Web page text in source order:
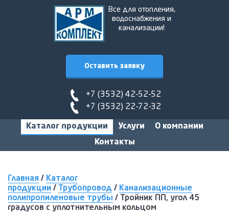
Все для отопления,
водоснабжения и
канализации!
Оставить заявку
+7 (3532) 42-52-52
+7 (3532) 22-72-32
Каталог продукции Услуги
О компании
Контакты
Главная / Каталог
продукции / Трубопровод / Канализационные
полипропиленовые трубы /
Тройник ПП, угол 45
градусов с уплотнительным кольцом